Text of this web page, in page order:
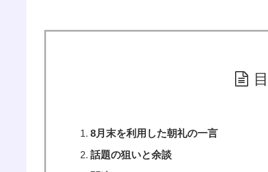
8月末を利用した朝礼の一言
話題の狙いと余談